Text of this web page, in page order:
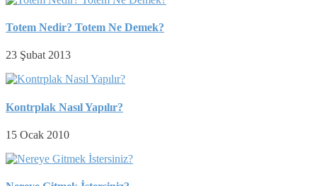
Totem Nedir? Totem Ne Demek?
23 Şubat 2013
Kontrplak Nasıl Yapılır?
15 Ocak 2010